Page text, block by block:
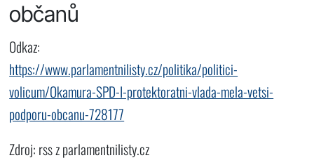
občanů
Odkaz:
https://www.parlamentnilisty.cz/politika/politici-
volicum/Okamura-SPD-I-protektoratni-vlada-mela-vetsi-
podporu-obcanu-728177
Zdroj: rss z parlamentnilisty.cz